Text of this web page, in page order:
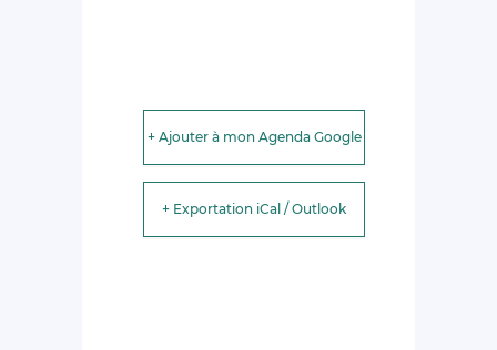
+ Ajouter à mon Agenda Google
+ Exportation iCal / Outlook